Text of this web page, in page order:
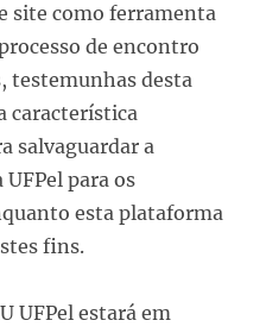
site como ferramenta
de encontro
testemunhas desta
característica
salvaguardar a
para os
esta plataforma
fins.
UFPel estará em